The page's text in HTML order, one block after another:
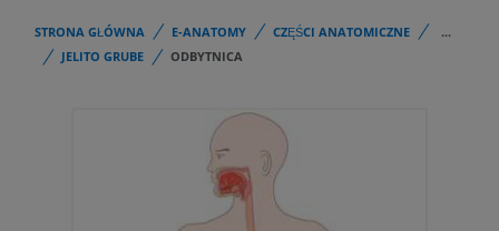
STRONA GŁÓWNA E-ANATOMY CZĘŚCI ANATOMICZNE
...
JELITO GRUBE
ODBYTNICA